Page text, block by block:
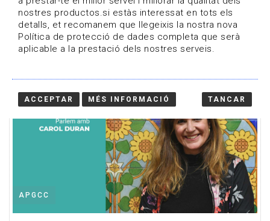
Convocatòries, activitats i notícies del sector de la
cultura.
APGCC
nostres productos.si estàs interessat en tots els
detalls, et recomanem que llegeixis la nostra nova
Política de protecció de dades completa que serà
aplicable a la prestació dels nostres serveis.
ACCEPTAR MÉS INFORMACIÓ TANCAR